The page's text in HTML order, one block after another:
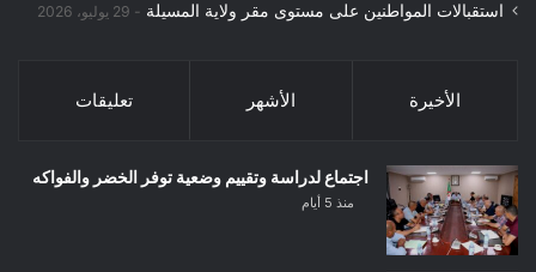
استقبالات المواطنين على مستوى مقر ولاية المسيلة 29 يوليو، 2026
الأخيرة الأشهر تعليقات
اجتماع لدراسة وتقييم وضعية توفر الخضر والفواكه
منذ 5 أيام